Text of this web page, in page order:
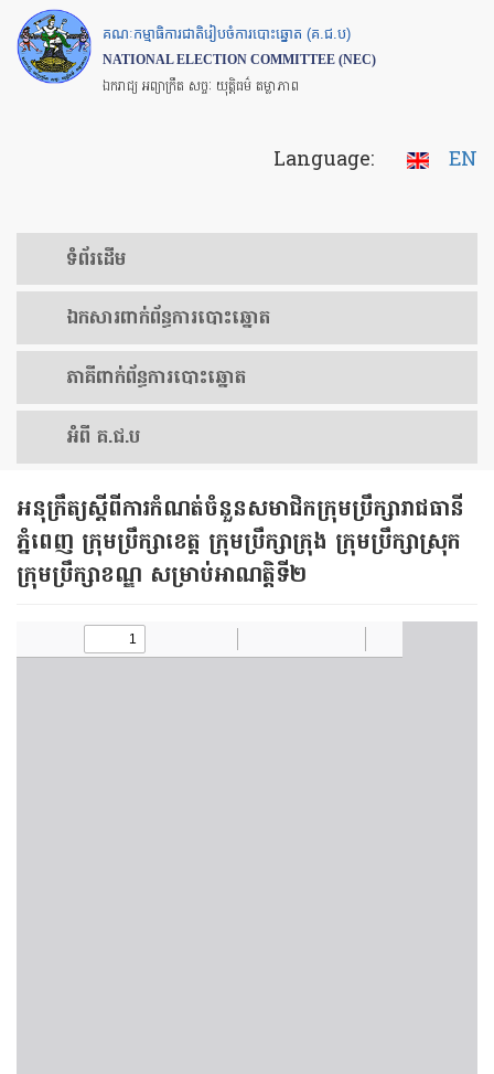
Skip
to
main
គណៈកម្មាធិការជាតិរៀបចំការបោះឆ្នោត (គ.ជ.ប)
NATIONAL ELECTION COMMITTEE (NEC)
ឯករាជ្យ អព្យាក្រឹត សច្ចៈ យុត្តិធម៌ តម្លាភាព
Language: EN
ទំព័រ​ដើម
ឯកសារ​ពាក់ព័ន្ធ​ការ​បោះឆ្នោត
​ភាគីពាក់ព័ន្ធ​​ការ​បោះឆ្នោត
អំពី គ.ជ.ប
អនុក្រឹត្យស្ដីពីការកំណត់ចំនួនសមាជិកក្រុមប្រឹក្សារាជធានី
ភ្នំពេញ ក្រុមប្រឹក្សាខេត្ត ក្រុមប្រឹក្សាក្រុង ក្រុមប្រឹក្សាស្រុក
ក្រុមប្រឹក្សាខណ្ឌ សម្រាប់អាណត្តិទី២